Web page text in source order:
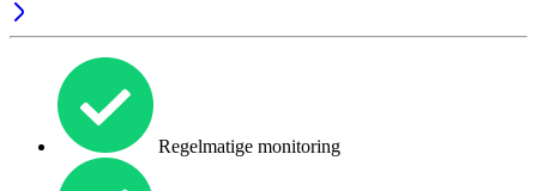
Regelmatige monitoring